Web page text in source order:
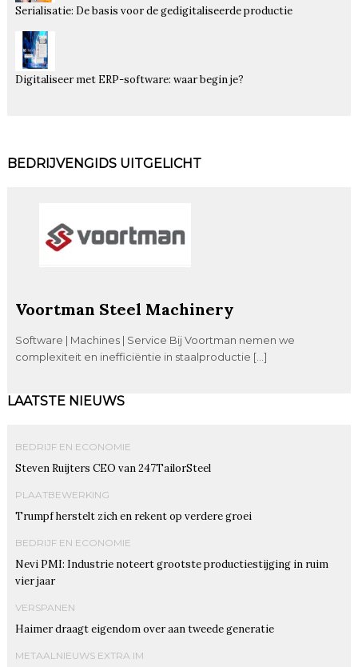
Serialisatie: De basis voor de gedigitaliseerde productie
Digitaliseer met ERP-software: waar begin je?
BEDRIJVENGIDS UITGELICHT
Voortman Steel Machinery
Software | Machines | Service Bij Voortman nemen we
complexiteit en inefficiëntie in staalproductie […]
LAATSTE NIEUWS
BEDRIJF EN ECONOMIE
Steven Ruijters CEO van 247TailorSteel
PLAATBEWERKING
Trumpf herstelt zich en rekent op verdere groei
BEDRIJF EN ECONOMIE
Nevi PMI: Industrie noteert grootste productiestijging in ruim
vier jaar
VERSPANEN
Haimer draagt eigendom over aan tweede generatie
METAALNIEUWS EXTRA IM